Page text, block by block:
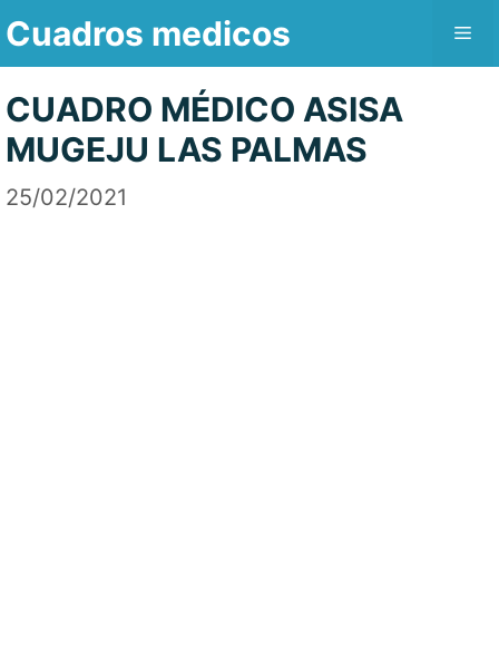
Saltar
contenido
Cuadros medicos
CUADRO MÉDICO ASISA
MUGEJU LAS PALMAS
25/02/2021